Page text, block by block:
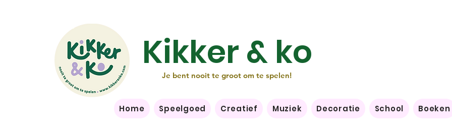
Kikker & ko
Je bent nooit te groot om te spelen!
Home Speelgoed Creatief Muziek Decoratie School Boeken